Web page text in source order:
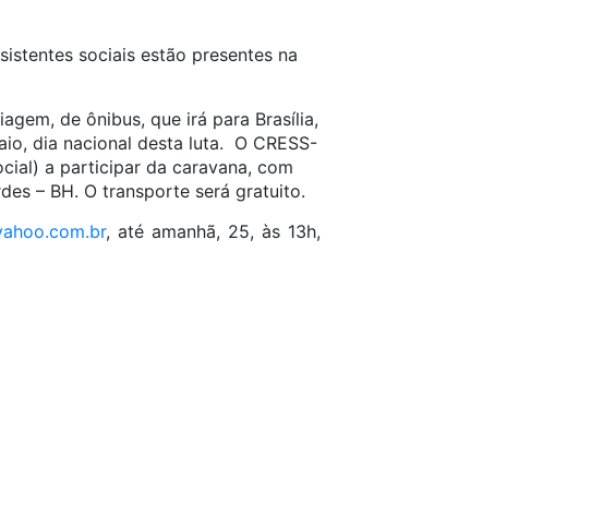
sociais estão presentes na
de ônibus, que irá para Brasília,
dia nacional desta luta. O CRESS-
a participar da caravana, com
– BH. O transporte será gratuito.
, até amanhã, 25, às 13h,